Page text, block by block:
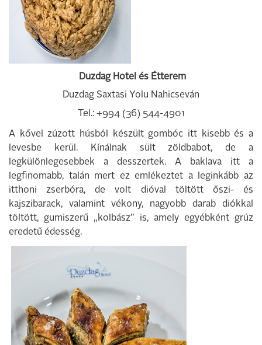
Duzdag Hotel és Étterem
Duzdag Saxtasi Yolu Nahicseván
Tel.: +994 (36) 544-4901
A kővel zúzott húsból készült gombóc itt kisebb és a
levesbe kerül. Kínálnak sült zöldbabot, de a
legkülönlegesebbek a desszertek. A baklava itt a
legfinomabb, talán mert ez emlékeztet a leginkább az
itthoni zserbóra, de volt dióval töltött őszi- és
kajszibarack, valamint vékony, nagyobb darab diókkal
töltött, gumiszerű „kolbász” is, amely egyébként grúz
eredetű édesség.